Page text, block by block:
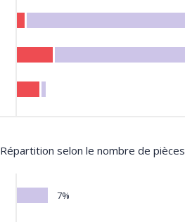
Répartition selon le nombre de pièces
7%